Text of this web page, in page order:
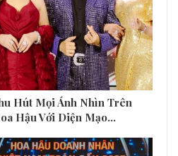
Hút Mọi Ánh Nhìn Trên
Hậu Với Diện Mạo…